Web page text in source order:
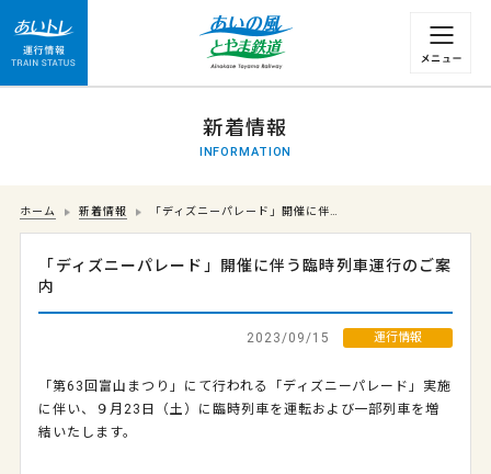
運行情報 列車の遅れ情報等についてはこちら
新着情報
INFORMATION
ホーム 新着情報 「ディズニーパレード」開催に伴…
「ディズニーパレード」開催に伴う臨時列車運行のご案
内
2023/09/15 運行情報
「第63回富山まつり」にて行われる「ディズニーパレード」実施
に伴い、９月23日（土）に臨時列車を運転および一部列車を増
結いたします。